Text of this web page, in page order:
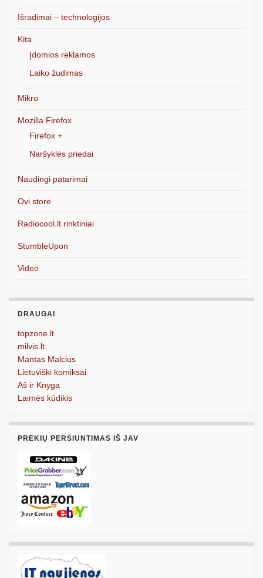
Išradimai – technologijos
Kita
Įdomios reklamos
Laiko žudimas
Mikro
Mozilla Firefox
Firefox +
Naršyklės priedai
Naudingi patarimai
Ovi store
Radiocool.lt rinktiniai
StumbleUpon
Video
DRAUGAI
topzone.lt
milvis.lt
Mantas Malcius
Lietuviški komiksai
Aš ir Knyga
Laimės kūdikis
PREKIŲ PERSIUNTIMAS IŠ JAV